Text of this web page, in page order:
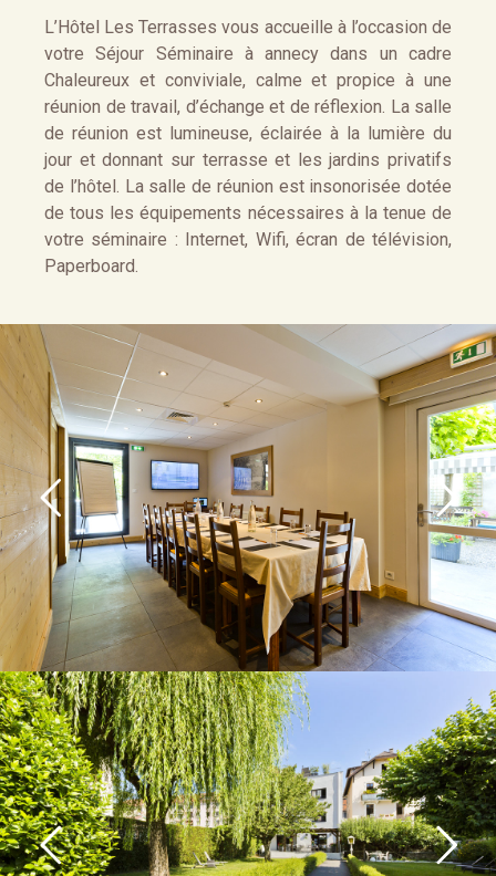
L’Hôtel Les Terrasses vous accueille à l’occasion de
votre Séjour Séminaire à annecy dans un cadre
Chaleureux et conviviale, calme et propice à une
réunion de travail, d’échange et de réflexion. La salle
de réunion est lumineuse, éclairée à la lumière du
jour et donnant sur terrasse et les jardins privatifs
de l’hôtel. La salle de réunion est insonorisée dotée
de tous les équipements nécessaires à la tenue de
votre séminaire : Internet, Wifi, écran de télévision,
Paperboard.